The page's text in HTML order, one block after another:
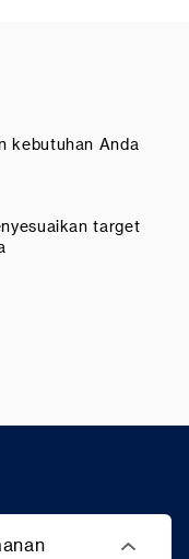
kebutuhan Anda
target